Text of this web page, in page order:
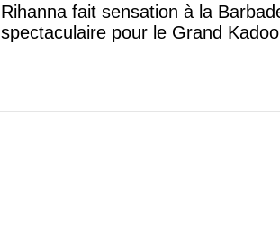
Rihanna fait sensation à la
spectaculaire pour le Grand